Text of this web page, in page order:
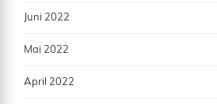
Juni 2022
Mai 2022
April 2022